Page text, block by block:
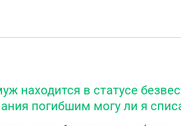
находится в статусе
погибшим могу ли я